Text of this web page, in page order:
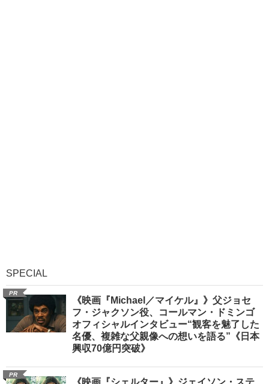
SPECIAL
PR
《映画『Michael／マイケル』》父ジョセ
フ・ジャクソン役、コールマン・ドミンゴ
オフィシャルインタビュー“観客を魅了した
名優、複雑な父親像への想いを語る”《日本
興収70億円突破》
PR